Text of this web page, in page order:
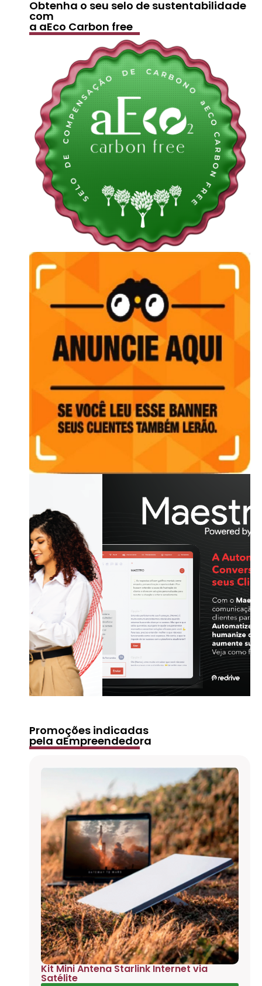
Obtenha o seu selo de sustentabilidade
com
a aEco Carbon free
Promoções indicadas
pela aEmpreendedora
Kit Mini Antena Starlink Internet via
Satélite